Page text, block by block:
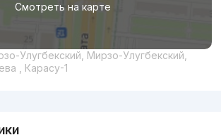
Смотреть на карте
Улугбекский, Мирзо-Улугбекский,
, Карасу-1